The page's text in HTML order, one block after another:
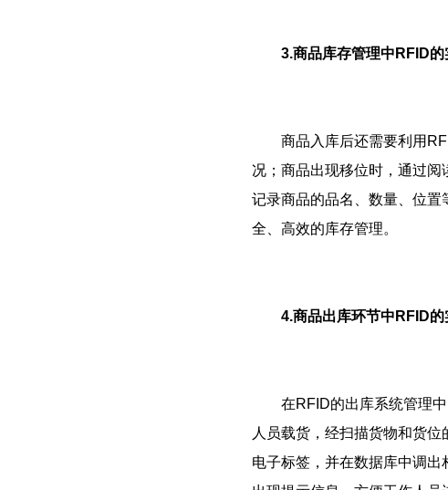
3.商品库存管理中RFID的
商品入库后还需要利用
况；商品出现移位时，通过阅
记录商品的品名、数量、位
全、高效的库存管理。
4.商品出库环节中RFID的
在RFID的出库系统管理中
人员载货，经扫描货物和货
电子标签，并在数据库中调